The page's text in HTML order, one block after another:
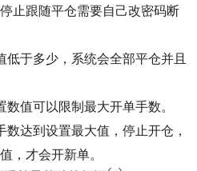
止跟随平仓需要自己改密码断
低于多少，系统会全部平仓并且
值可以限制最大开单手数。
达到设置最大值，停止开仓，
，才会开新单。